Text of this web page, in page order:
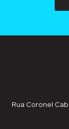
Rua Coronel